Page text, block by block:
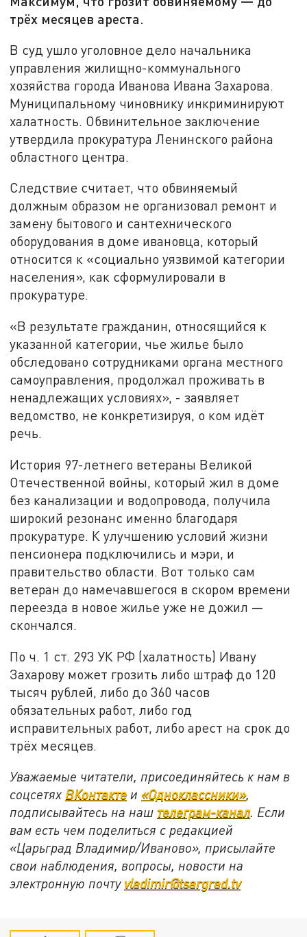
трёх месяцев ареста.
В суд ушло уголовное дело начальника
управления жилищно-коммунального
хозяйства города Иванова Ивана Захарова.
Муниципальному чиновнику инкриминируют
халатность. Обвинительное заключение
утвердила прокуратура Ленинского района
областного центра.
Следствие считает, что обвиняемый
должным образом не организовал ремонт и
замену бытового и сантехнического
оборудования в доме ивановца, который
относится к «социально уязвимой категории
населения», как сформулировали в
прокуратуре.
«В результате гражданин, относящийся к
указанной категории, чье жилье было
обследовано сотрудниками органа местного
самоуправления, продолжал проживать в
ненадлежащих условиях», - заявляет
ведомство, не конкретизируя, о ком идёт
речь.
История 97-летнего ветераны Великой
Отечественной войны, который жил в доме
без канализации и водопровода, получила
широкий резонанс именно благодаря
прокуратуре. К улучшению условий жизни
пенсионера подключились и мэри, и
правительство области. Вот только сам
ветеран до намечавшегося в скором времени
переезда в новое жилье уже не дожил —
скончался.
По ч. 1 ст. 293 УК РФ (халатность) Ивану
Захарову может грозить либо штраф до 120
тысяч рублей, либо до 360 часов
обязательных работ, либо год
исправительных работ, либо арест на срок до
трёх месяцев.
Уважаемые читатели, присоединяйтесь к нам в
соцсетях ВКонтакте и«Одноклассники»,
подписывайтесь на наш телеграм-канал. Если
вам есть чем поделиться с редакцией
«Царьград Владимир/Иваново», присылайте
свои наблюдения, вопросы, новости на
электронную почту vladimir@tsargrad.tv